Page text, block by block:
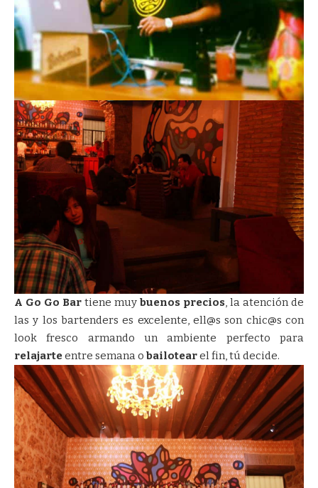
A Go Go Bar tiene muy buenos precios, la atención de
las y los bartenders es excelente, ell@s son chic@s con
look fresco armando un ambiente perfecto para
relajarteentre semana o bailotearel fin, tú decide.